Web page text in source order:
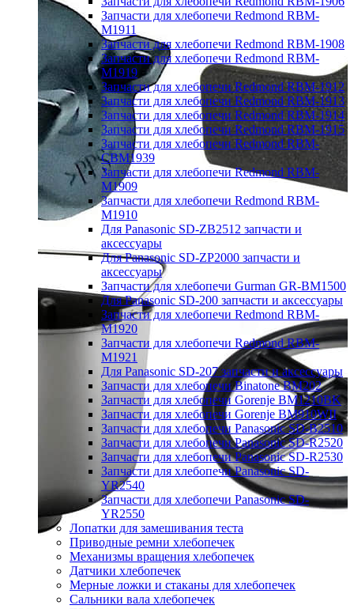
Запчасти для хлебопечи Redmond RBM-
M1911
Запчасти для хлебопечи Redmond RBM-1908
Запчасти для хлебопечи Redmond RBM-
M1919
Запчасти для хлебопечи Redmond RBM-1912
Запчасти для хлебопечи Redmond RBM-1913
Запчасти для хлебопечи Redmond RBM-1914
Запчасти для хлебопечи Redmond RBM-1915
Запчасти для хлебопечи Redmond RBM-
CBM1939
Запчасти для хлебопечи Redmond RBM-
M1909
Запчасти для хлебопечи Redmond RBM-
M1910
Для Panasonic SD-ZB2512 запчасти и
аксессуары
Для Panasonic SD-ZP2000 запчасти и
аксессуары
Запчасти для хлебопечи Gurman GR-BM1500
Для Panasonic SD-200 запчасти и аксессуары
Запчасти для хлебопечи Redmond RBM-
M1920
Запчасти для хлебопечи Redmond RBM-
M1921
Для Panasonic SD-207 запчасти и аксессуары
Запчасти для хлебопечи Binatone BM202
Запчасти для хлебопечи Gorenje BM1210BK
Запчасти для хлебопечи Gorenje BM910WII
Запчасти для хлебопечи Panasonic SD-B2510
Запчасти для хлебопечи Panasonic SD-R2520
Запчасти для хлебопечи Panasonic SD-R2530
Запчасти для хлебопечи Panasonic SD-
YR2540
Запчасти для хлебопечи Panasonic SD-
YR2550
Лопатки для замешивания теста
Приводные ремни хлебопечек
Механизмы вращения хлебопечек
Датчики хлебопечек
Мерные ложки и стаканы для хлебопечек
Сальники вала хлебопечек